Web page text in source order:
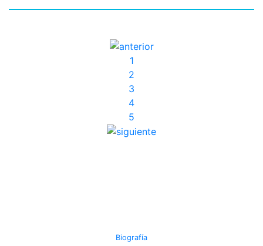
1(current)
2
3
4(current)
5
Biografía